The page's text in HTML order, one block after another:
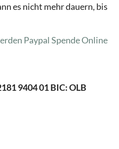
es nicht mehr dauern, bis
Paypal SpendeOnline
9404 01 BIC: OLB